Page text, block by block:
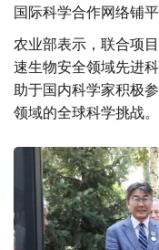
国际科学合作网络铺平
农业部表示，联合项
速生物安全领域先进
助于国内科学家积极
领域的全球科学挑战。